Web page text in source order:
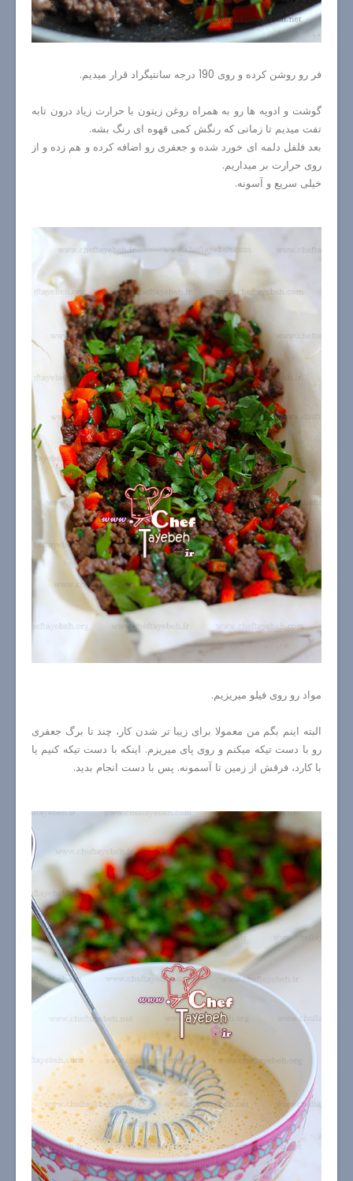
فر رو روشن کرده و روی 190 درجه سانتیگراد قرار میدیم.
گوشت و ادویه ها رو به همراه روغن زیتون با حرارت زیاد درون تابه
تفت میدیم تا زمانی که رنگش کمی قهوه ای رنگ بشه.
بعد فلفل دلمه ای خورد شده و جعفری رو اضافه کرده و هم زده و از
روی حرارت بر میداریم.
خیلی سریع و آسونه.
مواد رو روی فیلو میریزیم.
البته اینم بگم من معمولا برای زیبا تر شدن کار، چند تا برگ جعفری
رو با دست تیکه میکنم و روی پای میریزم. اینکه با دست تیکه کنیم یا
با کارد، فرقش از زمین تا آسمونه. پس با دست انجام بدید.